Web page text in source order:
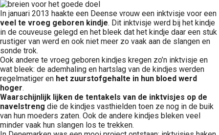
In januari 2013 haakte een Deense vrouw een inktvisje voor een
veel te vroeg geboren kindje. Dit inktvisje werd bij het kindje
in de couveuse gelegd en het bleek dat het kindje daar een stuk
rustiger van werd en ook niet meer zo vaak aan de slangen en
sonde trok.
Ook andere te vroeg geboren kindjes kregen zo’n inktvisje en
wat bleek: de ademhaling en hartslag van de kindjes werden
regelmatiger en het zuurstofgehalte in hun bloed werd
hoger.
Waarschijnlijk lijken de tentakels van de inktvisjes op de
navelstreng die de kindjes vasthielden toen ze nog in de buik
van hun moeders zaten. Ook de andere kindjes bleken veel
minder vaak hun slangen los te trekken.